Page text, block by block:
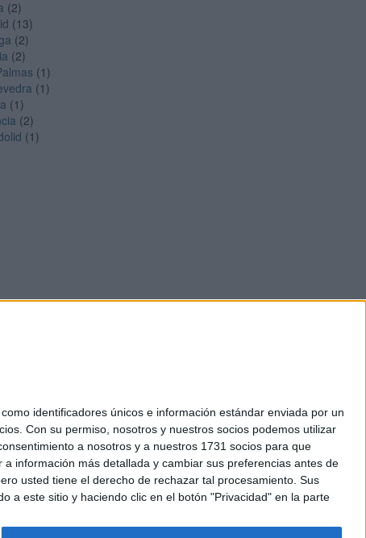
identificadores únicos e información estándar enviada por un
Con su permiso, nosotros y nuestros socios podemos utilizar
a nosotros y a nuestros 1731 socios para que
información más detallada y cambiar sus preferencias antes de
usted tiene el derecho de rechazar tal procesamiento. Sus
a este sitio y haciendo clic en el botón "Privacidad" en la parte
(2)
(13)
(2)
(2)
(1)
(1)
(1)
(2)
(1)
+34 91 593 2767